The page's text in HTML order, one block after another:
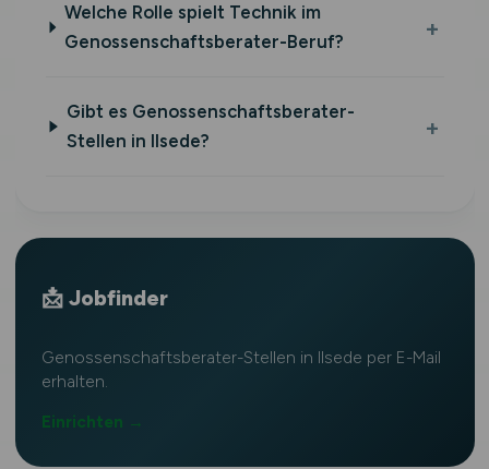
Welche Rolle spielt Technik im
Genossenschaftsberater-Beruf?
Gibt es Genossenschaftsberater-
Stellen in Ilsede?
📩 Jobfinder
Genossenschaftsberater-Stellen in Ilsede per E-Mail
erhalten.
Einrichten →